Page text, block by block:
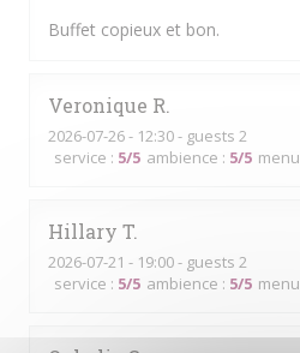
Buffet copieux et bon.
Veronique R
2026-07-26- 12:30 - guests 2
service : 5/5 ambience : 5/5 menu
Hillary T
2026-07-21 - 19:00 - guests 2
service : 5/5 ambience : 5/5 menu